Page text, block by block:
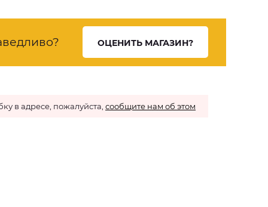
ОЦЕНИТЬ МАГАЗИН?
в адресе, пожалуйста, сообщите нам об этом